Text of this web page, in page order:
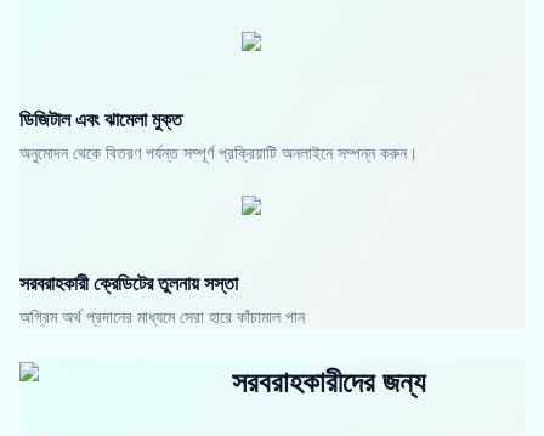
ডিজিটাল এবং ঝামেলা মুক্ত
অনুমোদন থেকে বিতরণ পর্যন্ত সম্পূর্ণ প্রক্রিয়াটি অনলাইনে সম্পন্ন করুন।
সরবরাহকারী ক্রেডিটের তুলনায় সস্তা
অগ্রিম অর্থ প্রদানের মাধ্যমে সেরা হারে কাঁচামাল পান
সরবরাহকারীদের জন্য